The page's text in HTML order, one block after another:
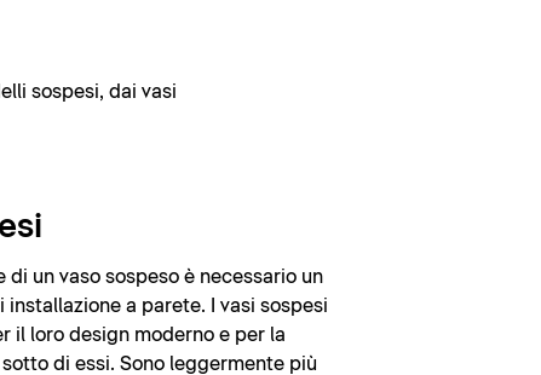
sospesi, dai vasi
di un vaso sospeso è necessario un
installazione a parete. I vasi sospesi
il loro design moderno e per la
di essi. Sono leggermente più